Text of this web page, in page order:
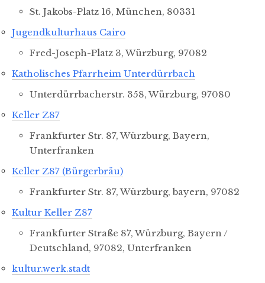
St. Jakobs-Platz 16, München, 80331
Jugendkulturhaus Cairo
Fred-Joseph-Platz 3, Würzburg, 97082
Katholisches Pfarrheim Unterdürrbach
Unterdürrbacherstr. 358, Würzburg, 97080
Keller Z87
Frankfurter Str. 87, Würzburg, Bayern,
Unterfranken
Keller Z87 (Bürgerbräu)
Frankfurter Str. 87, Würzburg, bayern, 97082
Kultur Keller Z87
Frankfurter Straße 87, Würzburg, Bayern /
Deutschland, 97082, Unterfranken
kultur.werk.stadt